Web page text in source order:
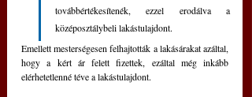
továbbértékesítenék, ezzel erodálva a
középosztálybeli lakástulajdont.
Emellett mesterségesen felhajtották a lakásárakat azáltal,
hogy a kért ár felett fizettek, ezáltal még inkább
elérhetetlenné téve a lakástulajdont.